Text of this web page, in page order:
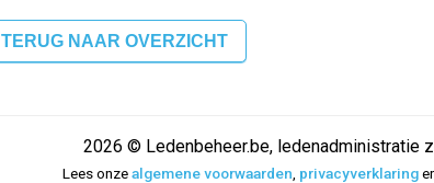
TERUG NAAR OVERZICHT
2026 © Ledenbeheer.be, ledenadministratie
Lees onzealgemene voorwaarden, privacyverklaring